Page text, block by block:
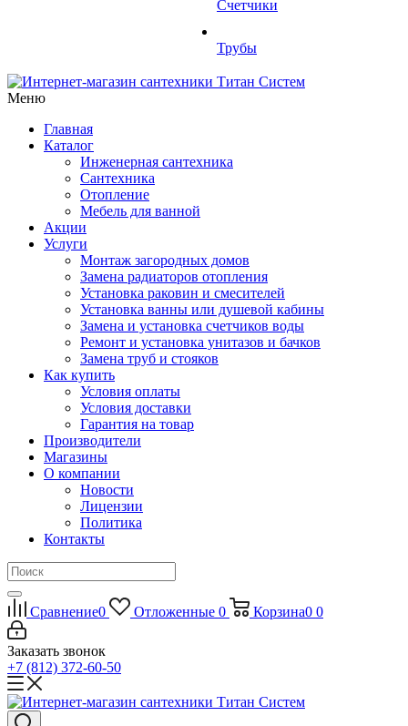
Счетчики
Трубы
Меню
Главная
Каталог
Инженерная сантехника
Сантехника
Отопление
Мебель для ванной
Акции
Услуги
Монтаж загородных домов
Замена радиаторов отопления
Установка раковин и смесителей
Установка ванны или душевой кабины
Замена и установка счетчиков воды
Ремонт и установка унитазов и бачков
Замена труб и стояков
Как купить
Условия оплаты
Условия доставки
Гарантия на товар
Производители
Магазины
О компании
Новости
Лицензии
Политика
Контакты
Сравнение0 Отложенные 0 Корзина0 0
Заказать звонок
+7 (812) 372-60-50